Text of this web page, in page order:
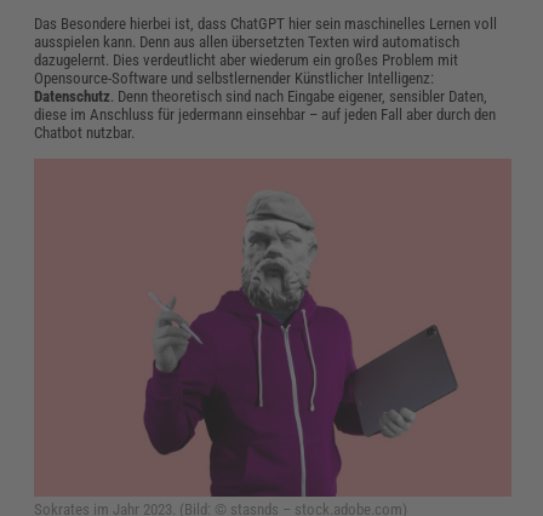
Das Besondere hierbei ist, dass ChatGPT hier sein maschinelles Lernen voll
ausspielen kann. Denn aus allen übersetzten Texten wird automatisch
dazugelernt. Dies verdeutlicht aber wiederum ein großes Problem mit
Opensource-Software und selbstlernender Künstlicher Intelligenz:
Datenschutz. Denn theoretisch sind nach Eingabe eigener, sensibler Daten,
diese im Anschluss für jedermann einsehbar – auf jeden Fall aber durch den
Chatbot nutzbar.
Sokrates im Jahr 2023. (Bild: © stasnds – stock.adobe.com)